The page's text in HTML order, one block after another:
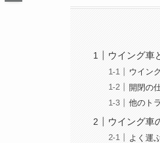
ウイング車
ウイン
開閉の
他のト
ウイング車
よく運